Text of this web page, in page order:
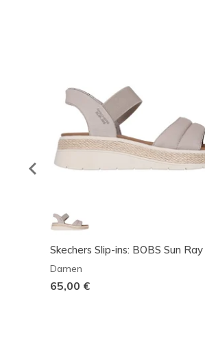
Skechers Slip-ins: BOBS Sun Ray
Damen
65,00 €